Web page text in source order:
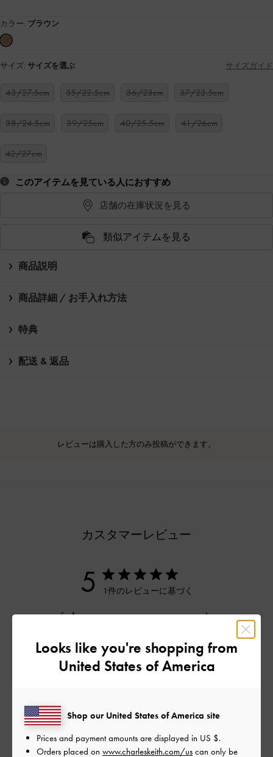
カラー: ブラウン
サイズ: サイズを選ぶ サイズガイド
43/27.5cm 35/22.5cm 36/23cm 37/23.5cm
38/24.5cm 39/25cm 40/25.5cm 41/26cm
42/27cm
このアイテムを見ている人におすすめ
店舗の在庫状況を見る
類似アイテムを見る
商品説明
商品詳細 / お手入れ方法
特典
配送 & 返品
レビューは購入した方のみ投稿ができます。
カスタマーレビュー
5 1件のレビューに基づく
5
1
3
0
2
0
レビューを書く
Looks like you're shopping from
United States of America
Shop our United States of America site
Prices and payment amounts are displayed in US $.
Orders placed on www.charleskeith.com/us can only be